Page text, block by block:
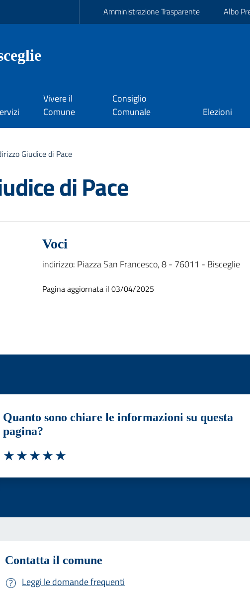
Amministrazione Trasparente Albo
Vivere il
Comune
Consiglio
Comunale
Elezioni
Giudice di Pace
di Pace
Voci
indirizzo: Piazza San Francesco, 8 - 76011 - Bisceglie
Pagina aggiornata il 03/04/2025
Quanto sono chiare le informazioni su questa
pagina?
Contatta il comune
Leggi le domande frequenti